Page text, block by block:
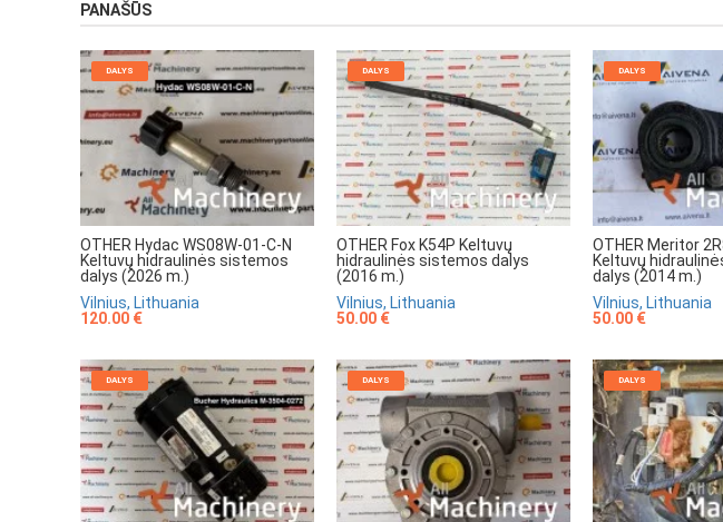
PANAŠŪS
DALYS
OTHER Hydac WS08W-01-C-N
Keltuvų hidraulinės sistemos
dalys (2026 m.)
Vilnius, Lithuania
120.00 €
DALYS
OTHER Fox K54P Keltuvų
hidraulinės sistemos dalys
(2016 m.)
Vilnius, Lithuania
50.00 €
DALYS
OTHER Meritor
Keltuvų
dalys (2014 m.)
Vilnius, Lithuania
50.00 €
DALYS DALYS DALYS